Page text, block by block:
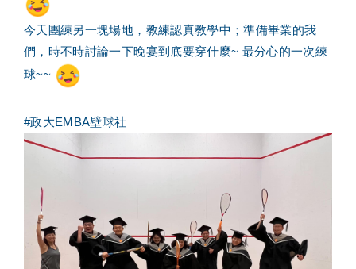
今天團練另一塊場地，教練認真教學中；準備畢業的我
們，時不時討論一下晚宴到底要穿什麼~ 最分心的一次練
球~~
#政大EMBA壁球社